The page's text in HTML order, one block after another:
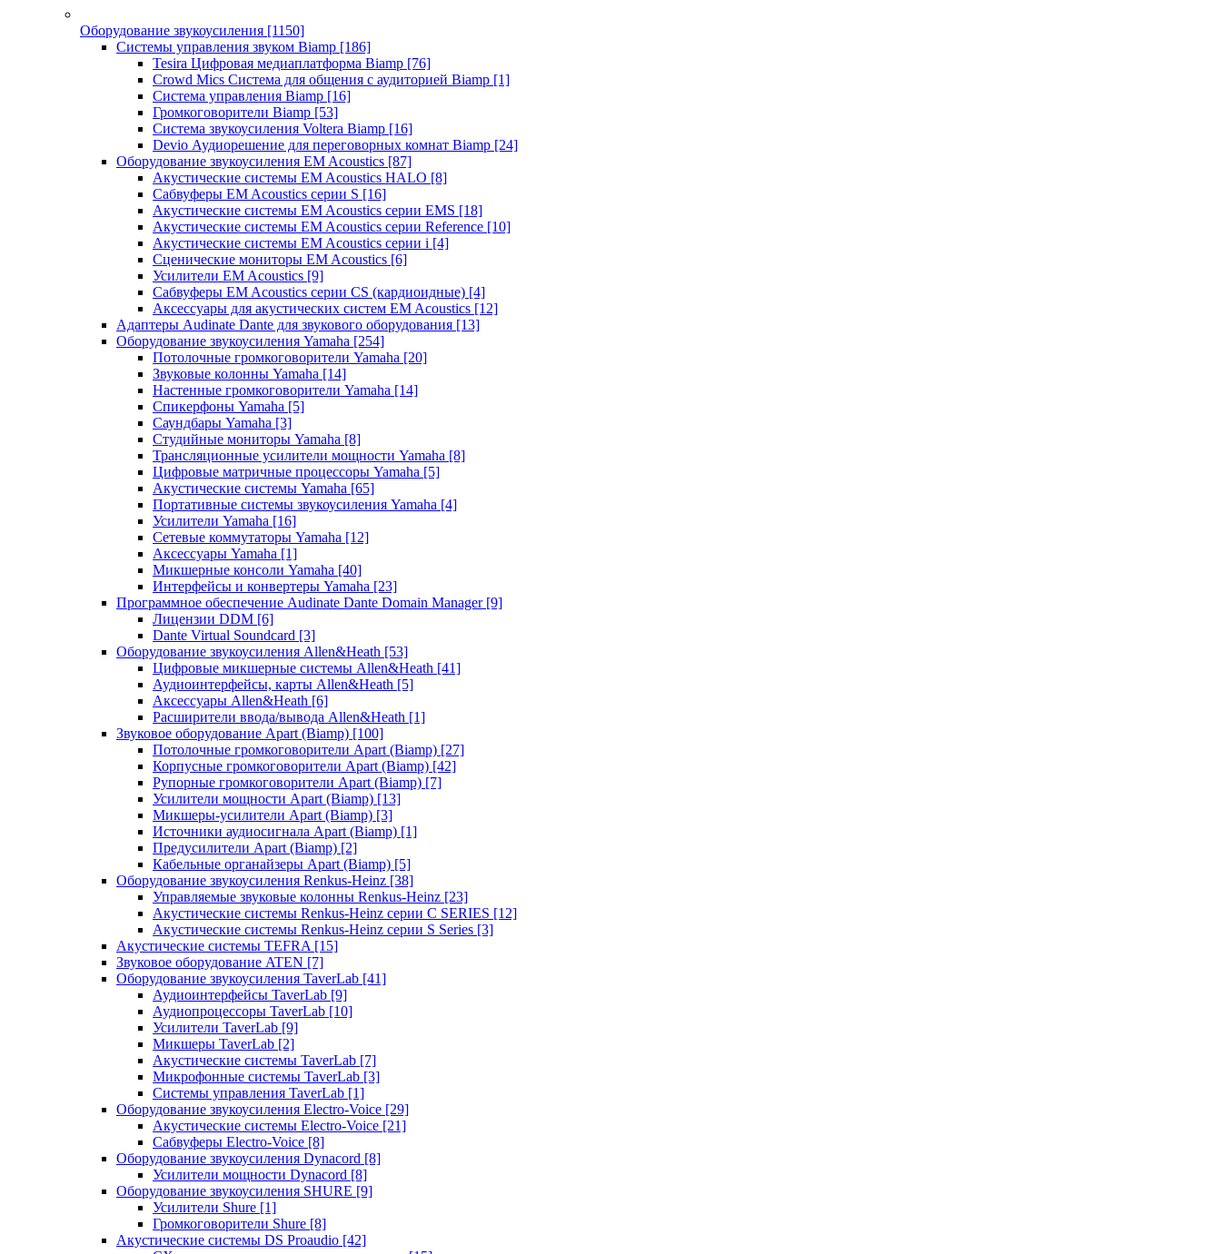
Оборудование звукоусиления [1150]
Системы управления звуком Biamp [186]
Tesira Цифровая медиаплатформа Biamp [76]
Crowd Mics Система для общения с аудиторией Biamp [1]
Система управления Biamp [16]
Громкоговорители Biamp [53]
Система звукоусиления Voltera Biamp [16]
Devio Аудиорешение для переговорных комнат Biamp [24]
Оборудование звукоусиления EM Acoustics [87]
Акустические системы EM Acoustics HALO [8]
Сабвуферы EM Acoustics серии S [16]
Акустические системы EM Acoustics серии EMS [18]
Акустические системы EM Acoustics серии Reference [10]
Акустические системы EM Acoustics серии i [4]
Сценические мониторы EM Acoustics [6]
Усилители EM Acoustics [9]
Сабвуферы EM Acoustics серии CS (кардиоидные) [4]
Аксессуары для акустических систем EM Acoustics [12]
Адаптеры Audinate Dante для звукового оборудования [13]
Оборудование звукоусиления Yamaha [254]
Потолочные громкоговорители Yamaha [20]
Звуковые колонны Yamaha [14]
Настенные громкоговорители Yamaha [14]
Спикерфоны Yamaha [5]
Саундбары Yamaha [3]
Студийные мониторы Yamaha [8]
Трансляционные усилители мощности Yamaha [8]
Цифровые матричные процессоры Yamaha [5]
Акустические системы Yamaha [65]
Портативные системы звукоусиления Yamaha [4]
Усилители Yamaha [16]
Сетевые коммутаторы Yamaha [12]
Аксессуары Yamaha [1]
Микшерные консоли Yamaha [40]
Интерфейсы и конвертеры Yamaha [23]
Программное обеспечение Audinate Dante Domain Manager [9]
Лицензии DDM [6]
Dante Virtual Soundcard [3]
Оборудование звукоусиления Allen&Heath [53]
Цифровые микшерные системы Allen&Heath [41]
Аудиоинтерфейсы, карты Allen&Heath [5]
Аксессуары Allen&Heath [6]
Расширители ввода/вывода Allen&Heath [1]
Звуковое оборудование Apart (Biamp) [100]
Потолочные громкоговорители Apart (Biamp) [27]
Корпусные громкоговорители Apart (Biamp) [42]
Рупорные громкоговорители Apart (Biamp) [7]
Усилители мощности Apart (Biamp) [13]
Микшеры-усилители Apart (Biamp) [3]
Источники аудиосигнала Apart (Biamp) [1]
Предусилители Apart (Biamp) [2]
Кабельные органайзеры Apart (Biamp) [5]
Оборудование звукоусиления Renkus-Heinz [38]
Управляемые звуковые колонны Renkus-Heinz [23]
Акустические системы Renkus-Heinz серии C SERIES [12]
Акустические системы Renkus-Heinz серии S Series [3]
Акустические системы TEFRA [15]
Звуковое оборудование ATEN [7]
Оборудование звукоусиления TaverLab [41]
Аудиоинтерфейсы TaverLab [9]
Аудиопроцессоры TaverLab [10]
Усилители TaverLab [9]
Микшеры TaverLab [2]
Акустические системы TaverLab [7]
Микрофонные системы TaverLab [3]
Системы управления TaverLab [1]
Оборудование звукоусиления Electro-Voice [29]
Акустические системы Electro-Voice [21]
Сабвуферы Electro-Voice [8]
Оборудование звукоусиления Dynacord [8]
Усилители мощности Dynacord [8]
Оборудование звукоусиления SHURE [9]
Усилители Shure [1]
Громкоговорители Shure [8]
Акустические системы DS Proaudio [42]